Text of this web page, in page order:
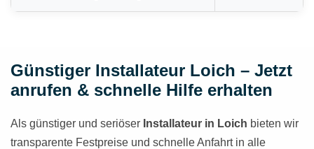
Günstiger Installateur Loich – Jetzt
anrufen & schnelle Hilfe erhalten
Als günstiger und seriöser Installateur in Loich bieten wir
transparente Festpreise und schnelle Anfahrt in alle